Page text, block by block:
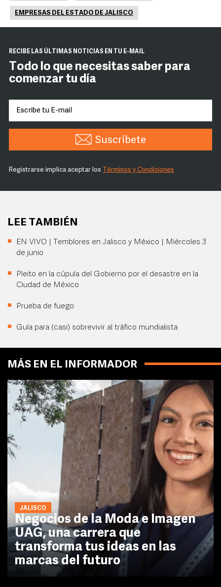
EMPRESAS DEL ESTADO DE JALISCO
RECIBE LAS ÚLTIMAS NOTICIAS EN TU E-MAIL
Todo lo que necesitas saber para
comenzar tu día
Suscríbete
Registrarse implica aceptar los Términos y Condiciones
LEE TAMBIÉN
EN VIVO | Temblores en Jalisco y México | Miércoles 3
de junio
Pleito en la cúpula del Gobierno por el desastre en la
Ciudad de México
Prueba de fuego
Guía para (casi) sobrevivir al tráfico mundialista
MÁS EN EL INFORMADOR
JALISCO
Negocios de la Moda e Imagen
UAG, una carrera que
transforma tus ideas en las
marcas del futuro